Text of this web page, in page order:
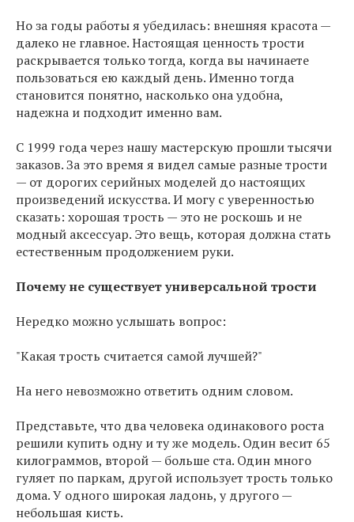
Но за годы работы я убедилась: внешняя красота —
далеко не главное. Настоящая ценность трости
раскрывается только тогда, когда вы начинаете
пользоваться ею каждый день. Именно тогда
становится понятно, насколько она удобна,
надежна и подходит именно вам.
С 1999 года через нашу мастерскую прошли тысячи
заказов. За это время я видел самые разные трости
— от дорогих серийных моделей до настоящих
произведений искусства. И могу с уверенностью
сказать: хорошая трость — это не роскошь и не
модный аксессуар. Это вещь, которая должна стать
естественным продолжением руки.
Почему не существует универсальной трости
Нередко можно услышать вопрос:
"Какая трость считается самой лучшей?"
На него невозможно ответить одним словом.
Представьте, что два человека одинакового роста
решили купить одну и ту же модель. Один весит 65
килограммов, второй — больше ста. Один много
гуляет по паркам, другой использует трость только
дома. У одного широкая ладонь, у другого —
небольшая кисть.